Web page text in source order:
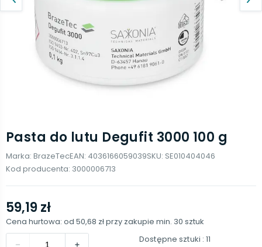
Pasta do lutu Degufit 3000 100 g
Marka: BrazeTecEAN: 4036166059039SKU: SE010404046
Kod producenta: 3000006713
59,19 zł
Cena hurtowa: od 50,68 złprzy zakupie min. 30 sztuk
Dostępne sztuki : 11